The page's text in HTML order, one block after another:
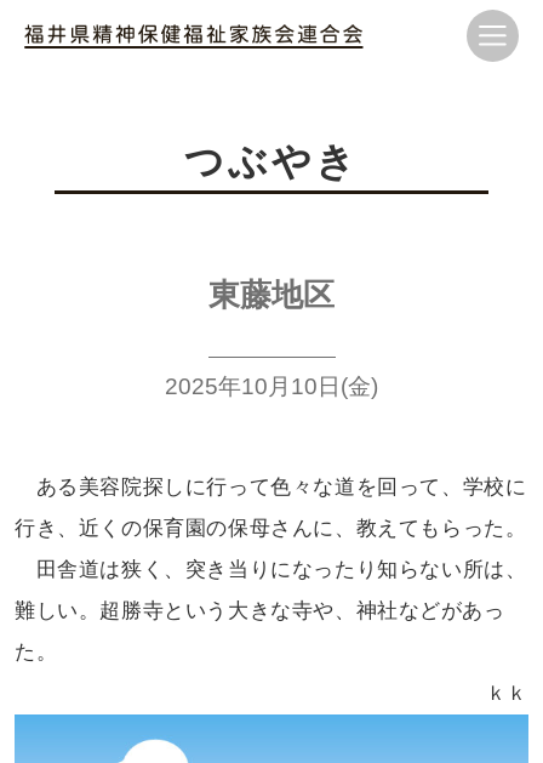
つぶやき
東藤地区
2025年10月10日(金)
ある美容院探しに行って色々な道を回って、学校に
行き、近くの保育園の保母さんに、教えてもらった。
田舎道は狭く、突き当りになったり知らない所は、
難しい。超勝寺という 大きな寺や、神社などがあっ
た。
ｋｋ